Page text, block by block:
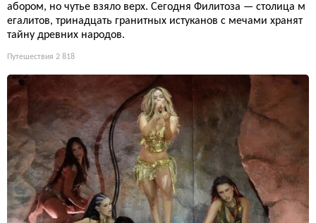
абором, но чутье взяло верх. Сегодня Филитоза — столица м
егалитов, тринадцать гранитных истуканов с мечами хранят
тайну древних народов.
Путешествия 2 818